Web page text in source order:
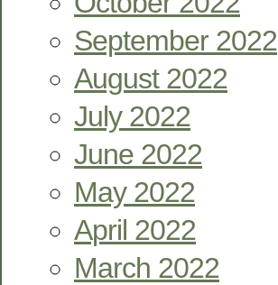
September 2022
August 2022
July 2022
June 2022
May 2022
April 2022
March 2022